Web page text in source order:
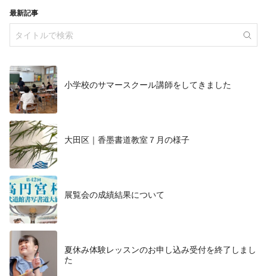
最新記事
小学校のサマースクール講師をしてきました
大田区｜香墨書道教室７月の様子
展覧会の成績結果について
夏休み体験レッスンのお申し込み受付を終了しまし
た